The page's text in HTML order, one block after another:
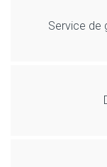
Service de